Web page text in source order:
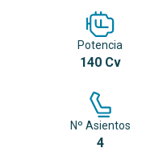
Potencia
140 Cv
Nº Asientos
4